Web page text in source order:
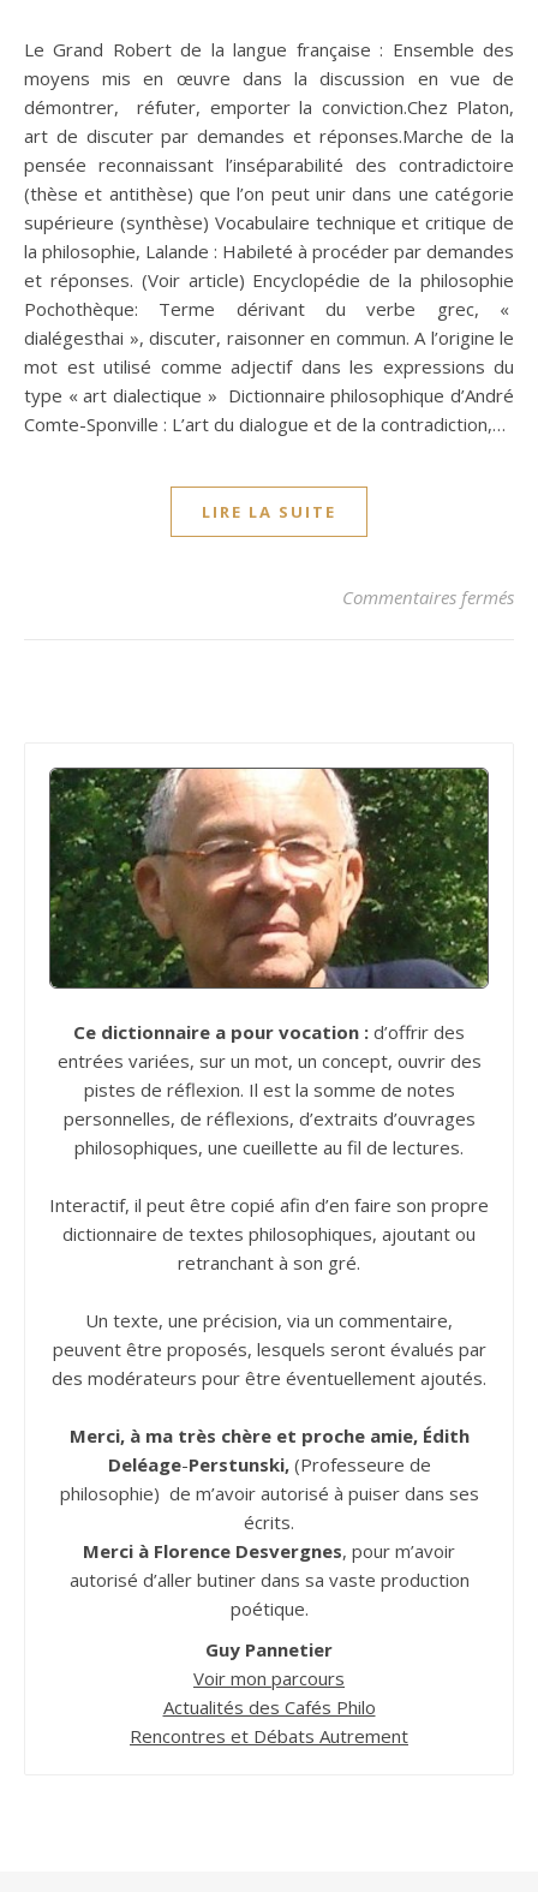
Le Grand Robert de la langue française : Ensemble des
moyens mis en œuvre dans la discussion en vue de
démontrer, réfuter, emporter la conviction.Chez Platon,
art de discuter par demandes et réponses.Marche de la
pensée reconnaissant l’inséparabilité des contradictoire
(thèse et antithèse) que l’on peut unir dans une catégorie
supérieure (synthèse) Vocabulaire technique et critique de
la philosophie, Lalande : Habileté à procéder par demandes
et réponses. (Voir article) Encyclopédie de la philosophie
Pochothèque: Terme dérivant du verbe grec, «
dialégesthai », discuter, raisonner en commun. A l’origine le
mot est utilisé comme adjectif dans les expressions du
type « art dialectique » Dictionnaire philosophique d’André
Comte-Sponville : L’art du dialogue et de la contradiction,…
LIRE LA SUITE
Commentaires fermés
Ce dictionnaire a pour vocation : d’offrir des
entrées variées, sur un mot, un concept, ouvrir des
pistes de réflexion. Il est la somme de notes
personnelles, de réflexions, d’extraits d’ouvrages
philosophiques, une cueillette au fil de lectures.
Interactif, il peut être copié afin d’en faire son propre
dictionnaire de textes philosophiques, ajoutant ou
retranchant à son gré.
Un texte, une précision, via un commentaire,
peuvent être proposés, lesquels seront évalués par
des modérateurs pour être éventuellement ajoutés.
Merci, à ma très chère et proche amie, Édith
Deléage-Perstunski,(Professeure de
philosophie) de m’avoir autorisé à puiser dans ses
écrits.
Merci à Florence Desvergnes, pour m’avoir
autorisé d’aller butiner dans sa vaste production
poétique.
Guy Pannetier
Voir mon parcours
Actualités des Cafés Philo
Rencontres et Débats Autrement